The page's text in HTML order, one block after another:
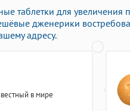
таблетки для
дженерики
адресу.
в мире